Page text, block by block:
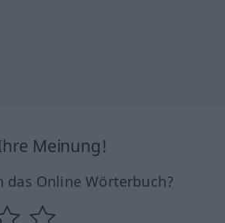
Meinung!
das Online Wörterbuch?